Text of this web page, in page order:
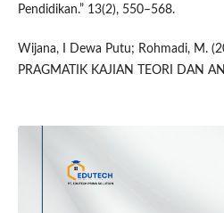
Pendidikan.” 13(2), 550–568.
Wijana, I Dewa Putu; Rohmadi, M.
PRAGMATIK KAJIAN TEORI DAN